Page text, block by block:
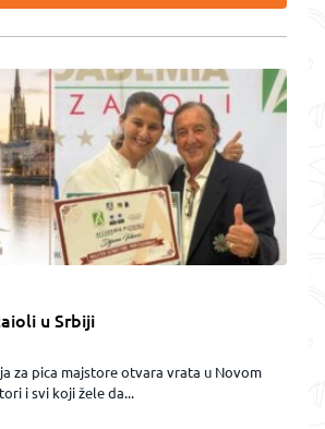
u Srbiji
za pica majstore otvara vrata u Novom
i svi koji žele da...